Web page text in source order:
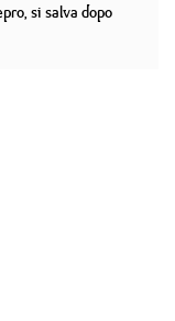
si salva dopo